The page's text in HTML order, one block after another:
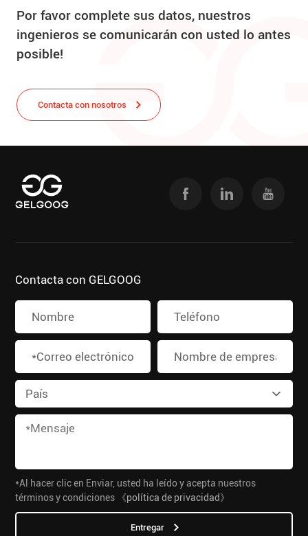
Por favor complete sus datos, nuestros
ingenieros se comunicarán con usted lo antes
posible!
Contacta con nosotros
Contacta con GELGOOG
*Al hacer clic en Enviar, usted ha leído y acepta nuestros
términos y condiciones
《política de privacidad》
Entregar